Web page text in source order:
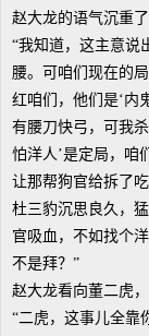
赵大龙的语气沉重
“我知道，这主意说
腰。可咱们现在的
红咱们，他们是‘内
有腰刀快弓，可我
怕洋人’是定局，咱
让那帮狗官给拆了
杜三豹沉思良久，
官吸血，不如找个
不是拜？”
赵大龙看向董二虎，
“二虎，这事儿全靠